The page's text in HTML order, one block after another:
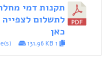
תקנות דמי
לתשלום
כאן
131.96 KB